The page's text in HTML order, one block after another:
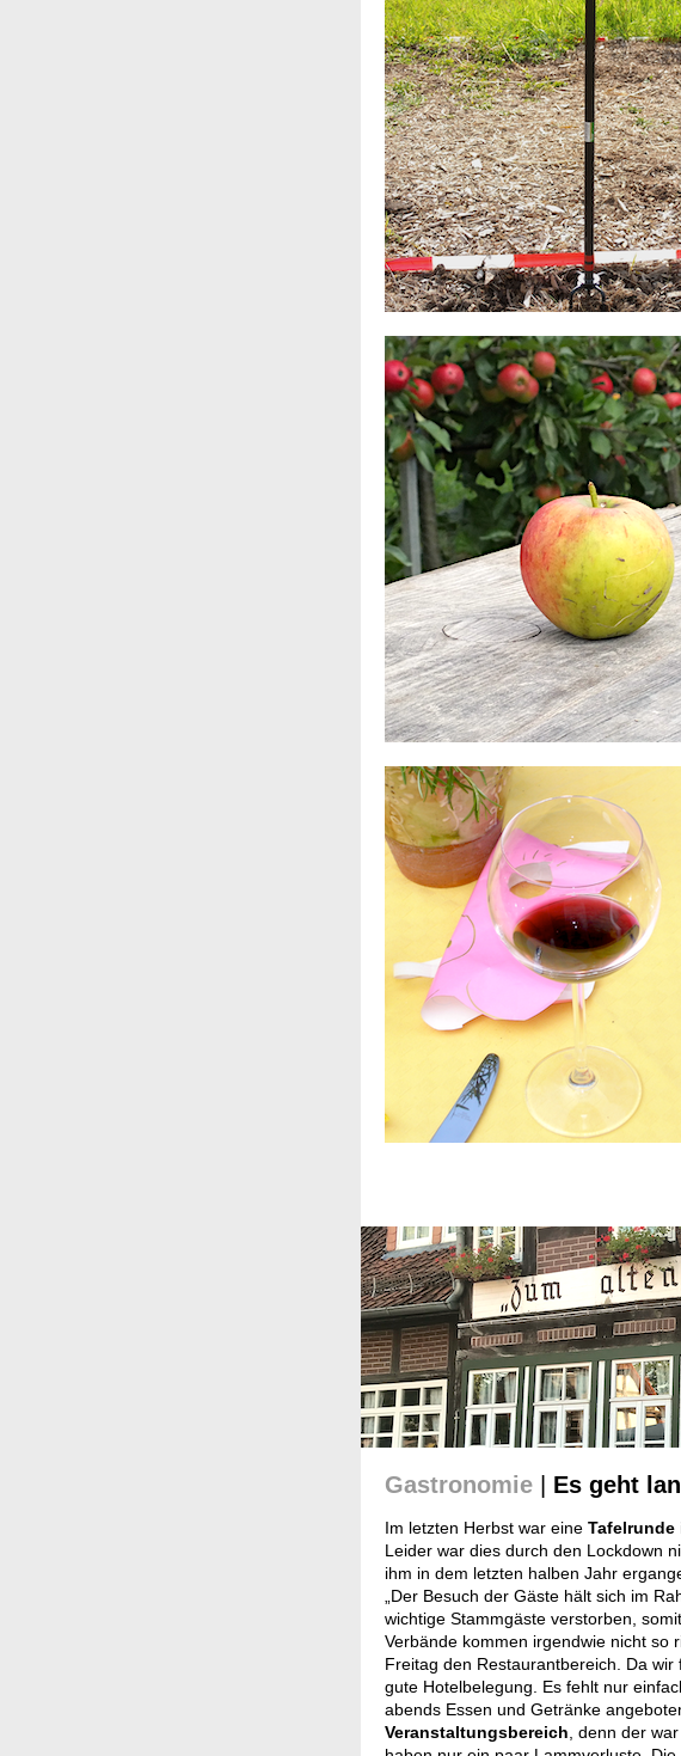
Gastronomie Es geht
Im letzten Herbst war eine Tafelrunde
Leider war dies durch den Lockdown
ihm in dem letzten halben Jahr
„Der Besuch der Gäste hält sich im
wichtige Stammgäste verstorben,
Verbände kommen irgendwie nicht so
Freitag den Restaurantbereich. Da
gute Hotelbelegung. Es fehlt nur
abends Essen und Getränke
Veranstaltungsbereich , denn der